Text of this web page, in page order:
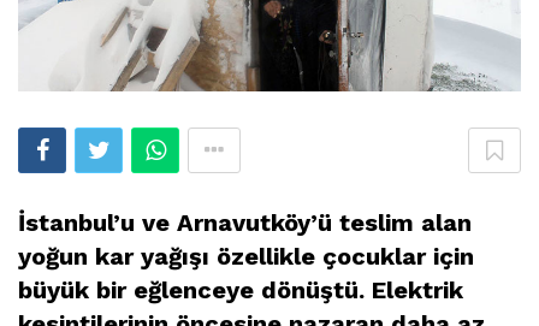
İstanbul’u ve Arnavutköy’ü teslim alan
yoğun kar yağışı özellikle çocuklar için
büyük bir eğlenceye dönüştü. Elektrik